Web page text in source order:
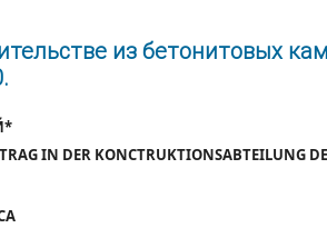
из бетонитовых
IN DER KONCTRUKTIONSABTEILUNG